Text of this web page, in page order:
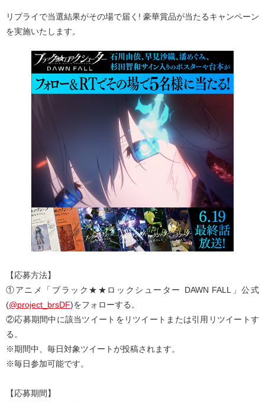
リプライで当選結果がその場で届く! 豪華賞品が当たるキャンペーン
を実施いたします。
【応募方法】
①アニメ「ブラック★★ロックシューター DAWN FALL」公式
(@project_brsDF)をフォローする。
②応募期間中に該当ツイートをリツイートまたは引用リツイートす
る。
※期間中、毎日対象ツイートが投稿されます。
※毎日参加可能です。
【応募期間】